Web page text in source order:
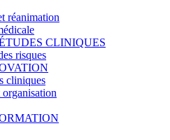
réanimation
CLINIQUES
risques
cliniques